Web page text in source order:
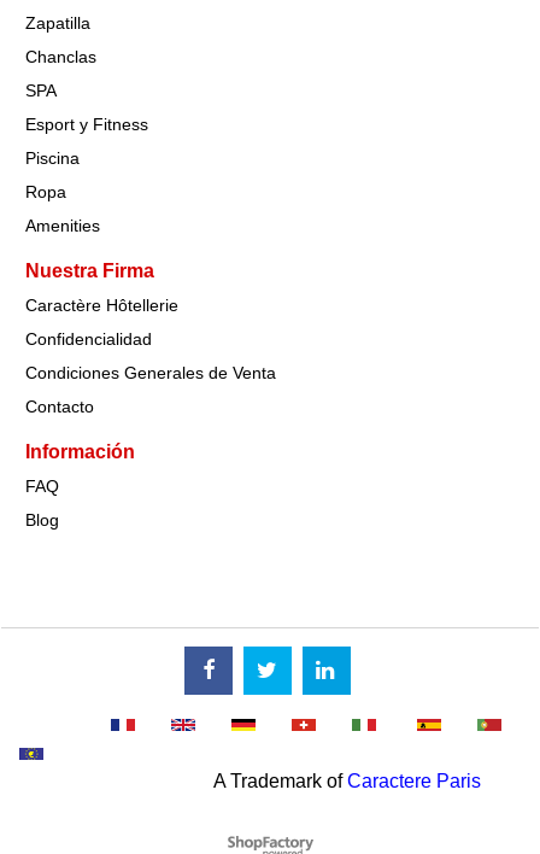
Zapatilla
Chanclas
SPA
Esport y Fitness
Piscina
Ropa
Amenities
Nuestra Firma
Caractère Hôtellerie
Confidencialidad
Condiciones Generales de Venta
Contacto
Información
FAQ
Blog
A Trademark ofCaractere Paris
To create online store